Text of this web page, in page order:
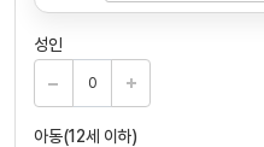
성인
아동(12세 이하)